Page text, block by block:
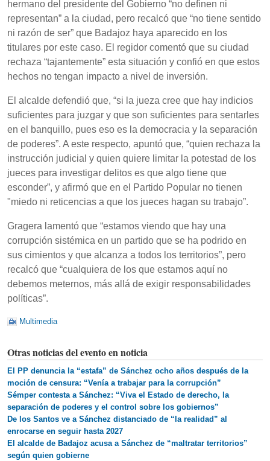
hermano del presidente del Gobierno “no definen ni
representan” a la ciudad, pero recalcó que “no tiene sentido
ni razón de ser” que Badajoz haya aparecido en los
titulares por este caso. El regidor comentó que su ciudad
rechaza “tajantemente” esta situación y confió en que estos
hechos no tengan impacto a nivel de inversión.
El alcalde defendió que, “si la jueza cree que hay indicios
suficientes para juzgar y que son suficientes para sentarles
en el banquillo, pues eso es la democracia y la separación
de poderes”. A este respecto, apuntó que, “quien rechaza la
instrucción judicial y quien quiere limitar la potestad de los
jueces para investigar delitos es que algo tiene que
esconder”, y afirmó que en el Partido Popular no tienen
"miedo ni reticencias a que los jueces hagan su trabajo”.
Gragera lamentó que “estamos viendo que hay una
corrupción sistémica en un partido que se ha podrido en
sus cimientos y que alcanza a todos los territorios”, pero
recalcó que “cualquiera de los que estamos aquí no
debemos meternos, más allá de exigir responsabilidades
políticas”.
Multimedia
Otras noticias del evento en noticia
El PP denuncia la “estafa” de Sánchez ocho años después de la
moción de censura: “Venía a trabajar para la corrupción”
Sémper contesta a Sánchez: “Viva el Estado de derecho, la
separación de poderes y el control sobre los gobiernos”
De los Santos ve a Sánchez distanciado de “la realidad” al
enrocarse en seguir hasta 2027
El alcalde de Badajoz acusa a Sánchez de “maltratar territorios”
según quien gobierne